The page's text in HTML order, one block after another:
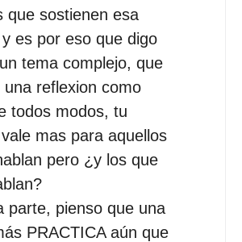
que sostienen esa
es por eso que digo
tema complejo, que
una reflexion como
todos modos, tu
mas para aquellos
pero ¿y los que
parte, pienso que una
PRACTICA aún que